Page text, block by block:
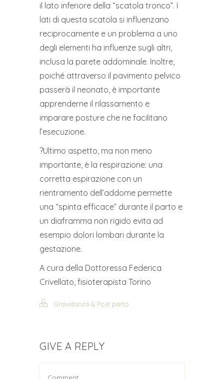
il lato inferiore della “scatola tronco”. I
lati di questa scatola si influenzano
reciprocamente e un problema a uno
degli elementi ha influenze sugli altri,
inclusa la parete addominale. Inoltre,
poiché attraverso il pavimento pelvico
passerà il neonato, è importante
apprenderne il rilassamento e
imparare posture che ne facilitano
l’esecuzione.
?Ultimo aspetto, ma non meno
importante, è la respirazione: una
corretta espirazione con un
rientramento dell’addome permette
una “spinta efficace” durante il parto e
un diaframma non rigido evita ad
esempio dolori lombari durante la
gestazione.
A cura della Dottoressa Federica
Crivellato, fisioterapista Torino
Gravidanza & Post parto
GIVE A REPLY